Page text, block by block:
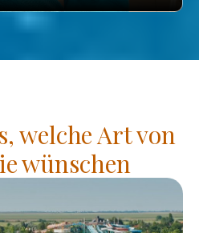
welche Art von
wünschen